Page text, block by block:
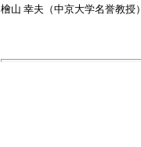
檜山 幸夫（中京大学名誉教授）